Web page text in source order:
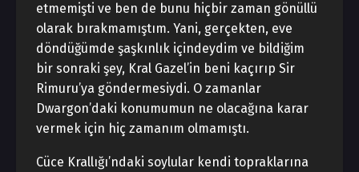
etmemişti ve ben de bunu hiçbir zaman gönüllü
olarak bırakmamıştım. Yani, gerçekten, eve
döndüğümde şaşkınlık içindeydim ve bildiğim
bir sonraki şey, Kral Gazel’in beni kaçırıp Sir
Rimuru’ya göndermesiydi. O zamanlar
Dwargon’daki konumumun ne olacağına karar
vermek için hiç zamanım olmamıştı.
Cüce Krallığı’ndaki soylular kendi topraklarına